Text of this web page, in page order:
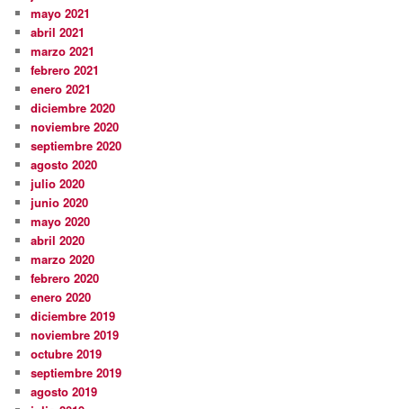
mayo 2021
abril 2021
marzo 2021
febrero 2021
enero 2021
diciembre 2020
noviembre 2020
septiembre 2020
agosto 2020
julio 2020
junio 2020
mayo 2020
abril 2020
marzo 2020
febrero 2020
enero 2020
diciembre 2019
noviembre 2019
octubre 2019
septiembre 2019
agosto 2019